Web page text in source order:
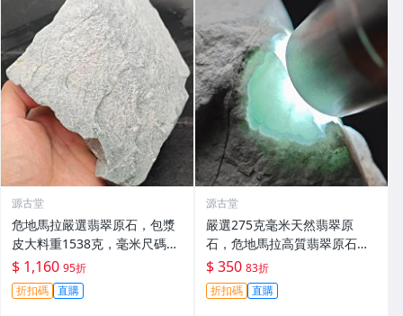
源古堂
危地馬拉嚴選翡翠原石，包漿
皮大料重1538克，毫米尺碼專
為收藏家推薦。10月拍賣，晚
11點截標。 危地馬拉 翡翠 原
石
$ 1,160 95折
折扣碼 直購
源古堂
嚴選275克毫米天然翡翠原
石，危地馬拉高質翡翠原石推
薦，適合收藏與鑑賞 翡翠 原石
$ 350 83折
折扣碼 直購